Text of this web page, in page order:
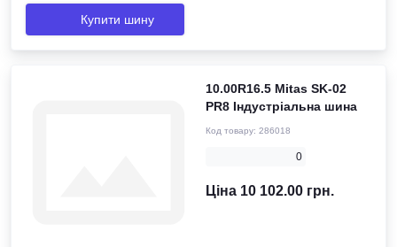
Купити шину
10.00R16.5 Mitas SK-02
PR8 Індустріальна шина
Код товару: 286018
0
Ціна 10 102.00 грн.